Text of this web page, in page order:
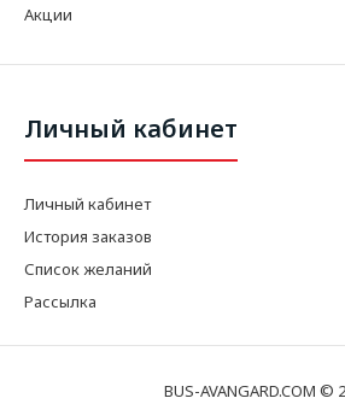
Акции
Личный кабинет
Личный кабинет
История заказов
Список желаний
Рассылка
BUS-AVANGARD.COM ©